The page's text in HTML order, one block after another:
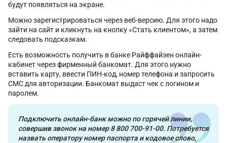
будут появляться на экране.
Можно зарегистрироваться через веб-версию. Для этого надо
зайти на сайт и кликнуть на кнопку «Стать клиентом», а затем
следовать подсказкам.
Есть возможность получить в банке Райффайзен онлайн-
кабинет через фирменный банкомат. Для этого нужно
вставить карту, ввести ПИН-код, номер телефона и запросить
СМС для авторизации. Банкомат выдаст чек с логином и
паролем.
Подключить онлайн-банк можно по горячей линии,
совершив звонок на номер 8 800 700-91-00. Потребуется
назвать оператору номер паспорта и кодовое слово,